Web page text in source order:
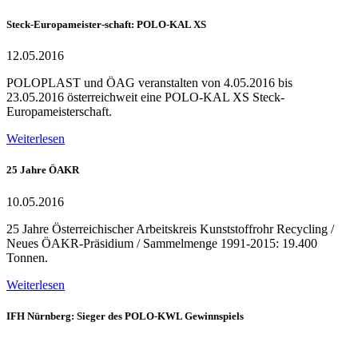
Steck-Europameister-schaft: POLO-KAL XS
12.05.2016
POLOPLAST und ÖAG veranstalten von 4.05.2016 bis
23.05.2016 österreichweit eine POLO-KAL XS Steck-
Europameisterschaft.
Weiterlesen
25 Jahre ÖAKR
10.05.2016
25 Jahre Österreichischer Arbeitskreis Kunststoffrohr Recycling /
Neues ÖAKR-Präsidium / Sammelmenge 1991-2015: 19.400
Tonnen.
Weiterlesen
IFH Nürnberg: Sieger des POLO-KWL Gewinnspiels